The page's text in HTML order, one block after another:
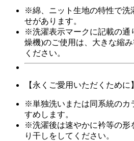
※綿、ニット生地の特性で洗
せがあります。
※洗濯表示マークに記載の通
燥機)のご使用は、大きな縮
ください。
【永くご愛用いただくために】
※単独洗いまたは同系統のカ
すめします。
※洗濯後は速やかに衿等の形
り干しをしてください。